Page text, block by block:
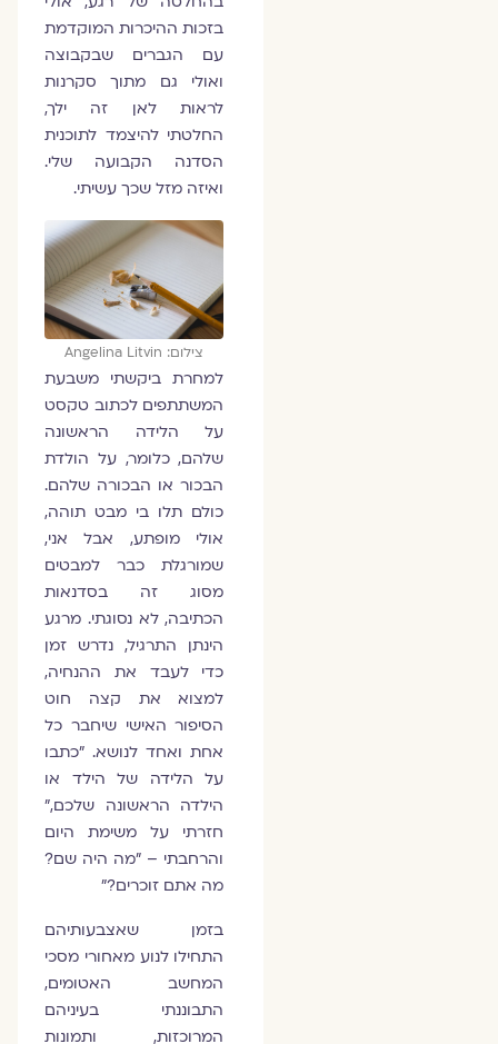
בזכות ההיכרות המוקדמת
עם הגברים שבקבוצה
ואולי גם מתוך סקרנות
לראות לאן זה ילך,
החלטתי להיצמד לתוכנית
הסדנה הקבועה שלי.
ואיזה מזל שכך עשיתי.
צילום: Angelina Litvin
למחרת ביקשתי משבעת
המשתתפים לכתוב טקסט
על הלידה הראשונה
שלהם, כלומר, על הולדת
הבכור או הבכורה שלהם.
כולם תלו בי מבט תוהה,
אולי מופתע, אבל אני,
שמורגלת כבר למבטים
מסוג זה בסדנאות
הכתיבה, לא נסוגתי. מרגע
הינתן התרגיל, נדרש זמן
כדי לעבד את ההנחיה,
למצוא את קצה חוט
הסיפור האישי שיחבר כל
אחת ואחד לנושא. "כתבו
על הלידה של הילד או
הילדה הראשונה שלכם,"
חזרתי על משימת היום
והרחבתי – "מה היה שם?
מה אתם זוכרים?"
בזמן שאצבעותיהם
התחילו לנוע מאחורי מסכי
המחשב האטומים,
התבוננתי בעיניהם
המרוכזות, ותמונות